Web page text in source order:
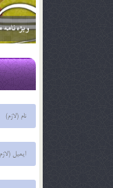
اگر
فقط
2 اسفند 96